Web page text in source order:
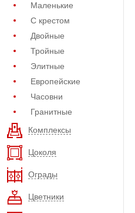
Маленькие
С крестом
Двойные
Тройные
Элитные
Европейские
Часовни
Гранитные
Комплексы
Цоколя
Ограды
Цветники